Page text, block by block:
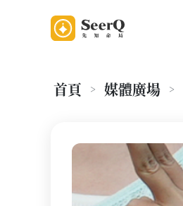
首頁 > 媒體廣場 >